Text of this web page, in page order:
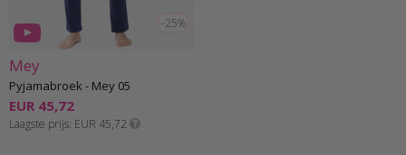
-25%
Mey
Pyjamabroek - Mey 05
EUR 45,72
Laagste prijs EUR 45,72